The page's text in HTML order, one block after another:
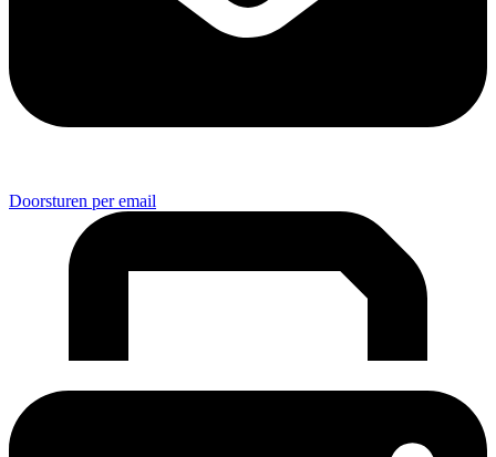
Doorsturen per email